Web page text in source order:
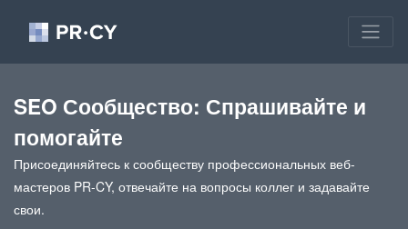
SEO Сообщество: Спрашивайте и
помогайте
Присоединяйтесь к сообществу профессиональных веб-
мастеров PR-CY, отвечайте на вопросы коллег и задавайте
свои.